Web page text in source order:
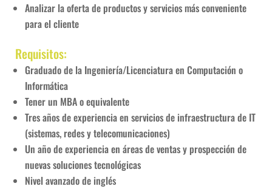
Analizar la oferta de productos y servicios más conveniente
para el cliente
Requisitos:
Graduado de la Ingeniería/Licenciatura en Computación o
Informática
Tener un MBA o equivalente
Tres años de experiencia en servicios de infraestructura de IT
(sistemas, redes y telecomunicaciones)
Un año de experiencia en áreas de ventas y prospección de
nuevas soluciones tecnológicas
Nivel avanzado de inglés